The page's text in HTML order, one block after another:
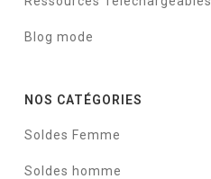
Blog mode
NOS CATÉGORIES
Soldes Femme
Soldes homme